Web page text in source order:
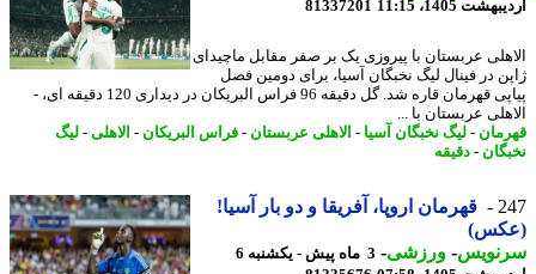
1405، 11:15
81337201
عربستان با پیروزی یک بر صفر مقابل ماچیدای
در فینال لیگ نخبگان آسیا، برای دومین فصل
پیاپی قهرمان قاره شد. گل دقیقه 96 فراس البریکان در دیداری 120 دقیقه ای، -
عربستان با ...
-لیگ نخبگان آسیا -الاهلی عربستان-فراس البریکان -الاهلی-لیگ
-دقیقه
قهرمان اروپا، آفریقا و دو بار آسیا!
-ورزشی-
3 ماه پیش - یکشنبه 6